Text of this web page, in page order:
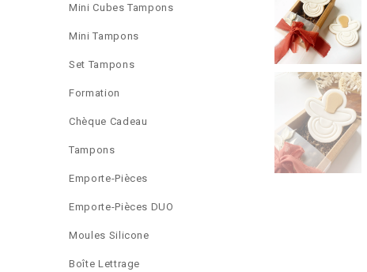
Mini Cubes Tampons
Mini Tampons
Set Tampons
Formation
Chèque Cadeau
Tampons
Emporte-Pièces
Emporte-Pièces DUO
Moules Silicone
Boîte Lettrage